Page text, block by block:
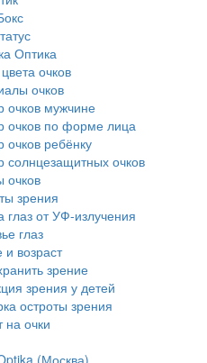
Оптика
очков
очков
очков мужчине
очков по форме лица
очков ребёнку
солнцезащитных очков
зрения
глаз от УФ-излучения
глаз
и возраст
зрение
зрения у детей
остроты зрения
на очки